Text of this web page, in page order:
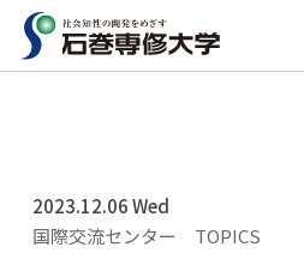
2023.12.06 Wed
国際交流センター
TOPICS